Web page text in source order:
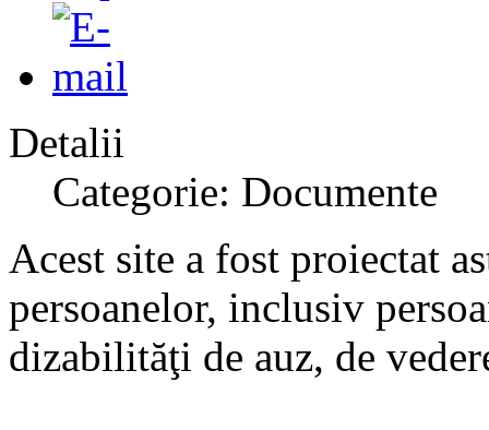
Detalii
Categorie: Documente
Acest site a fost proiectat
persoanelor, inclusiv
dizabilităţi de auz, de